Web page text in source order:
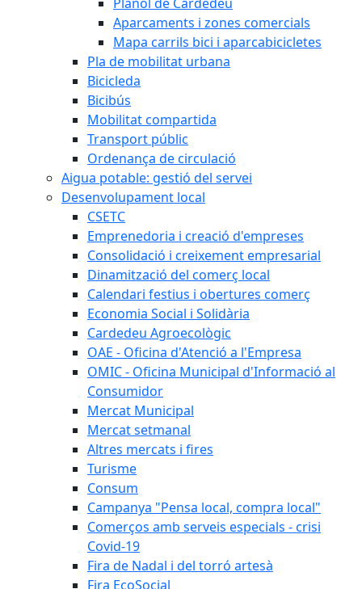
Aparcaments i zones comercials
Mapa carrils bici i aparcabicicletes
Pla de mobilitat urbana
Bicicleda
Bicibús
Mobilitat compartida
Transport públic
Ordenança de circulació
Aigua potable: gestió del servei
Desenvolupament local
CSETC
Emprenedoria i creació d'empreses
Consolidació i creixement empresarial
Dinamització del comerç local
Calendari festius i obertures comerç
Economia Social i Solidària
Cardedeu Agroecològic
OAE - Oficina d'Atenció a l'Empresa
OMIC - Oficina Municipal d'Informació al
Consumidor
Mercat Municipal
Mercat setmanal
Altres mercats i fires
Turisme
Consum
Campanya "Pensa local, compra local"
Comerços amb serveis especials - crisi
Covid-19
Fira de Nadal i del torró artesà
Fira EcoSocial